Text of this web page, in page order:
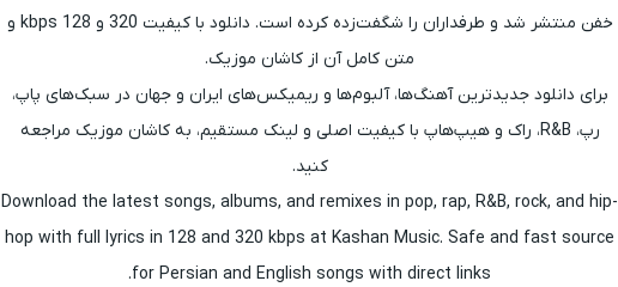
خفن منتشر شد و طرفداران را شگفت‌زده کرده است. دانلود با کیفیت 320 و 128 kbps و
متن کامل آن از کاشان موزیک.
برای دانلود جدیدترین آهنگ‌ها، آلبوم‌ها و ریمیکس‌های ایران و جهان در سبک‌های پاپ،
رپ، R&B، راک و هیپ‌هاپ با کیفیت اصلی و لینک مستقیم، به کاشان موزیک مراجعه
کنید.
Download the latest songs, albums, and remixes in pop, rap, R&B, rock, and hip-
hop with full lyrics in 128 and 320 kbps at Kashan Music. Safe and fast source
for Persian and English songs with direct links.